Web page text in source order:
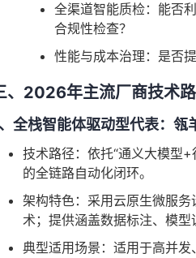
全渠道智能质检：能否
合规性检查？
性能与成本治理：是否
、2026年主流厂商技术
全栈智能体驱动型代表：
技术路径：依托“通义大模型
的全链路自动化闭环。
架构特色：采用云原生微服
术；提供涵盖数据标注、模型
典型适用场景：适用于高并